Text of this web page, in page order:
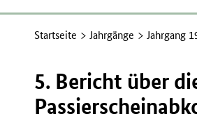
Startseite Jahrgänge Jahrgang
5. Bericht über